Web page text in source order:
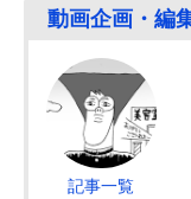
記事一覧